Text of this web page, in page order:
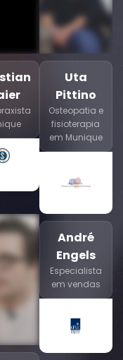
Uta
Pittino
Osteopatia e
fisioterapia
em Munique
André
Engels
Especialista
em vendas